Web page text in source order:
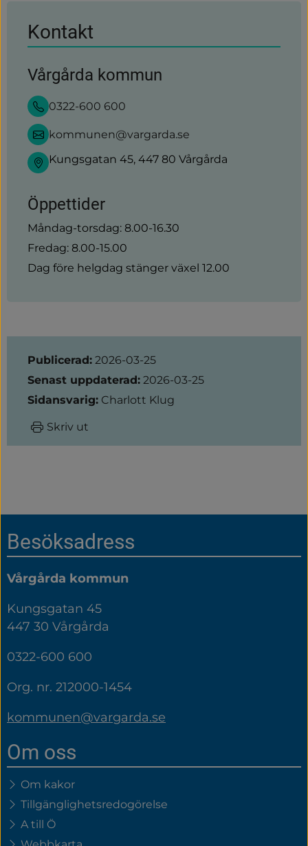
Kontakt
Vårgårda kommun
0322-600 600
kommunen@vargarda.se
Kungsgatan 45, 447 80 Vårgårda
Öppettider
Måndag-torsdag: 8.00-16.30
Fredag: 8.00-15.00
Dag före helgdag stänger växel 12.00
Sidinformation
Publicerad: 2026-03-25
Senast uppdaterad: 2026-03-25
Sidansvarig: Charlott Klug
Skriv ut
Sidfot
Besöksadress
Vårgårda kommun
Kungsgatan 45
447 30 Vårgårda
0322-600 600
Org. nr. 212000-1454
kommunen@vargarda.se
Om oss
Om kakor
Tillgänglighetsredogörelse
A till Ö